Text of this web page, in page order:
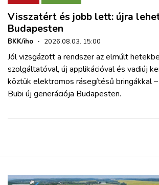
Visszatért és jobb lett: újra
Budapesten
BKK/iho · 2026.08.03. 15:00
Jól vizsgázott a rendszer az elmúlt
szolgáltatóval, új applikációval és vadiúj
köztük elektromos rásegítésű bringákkal
Bubi új generációja Budapesten.